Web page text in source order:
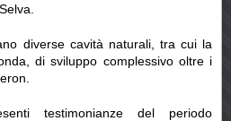
diverse cavità naturali, tra cui la
di sviluppo complessivo oltre i
testimonianze del periodo